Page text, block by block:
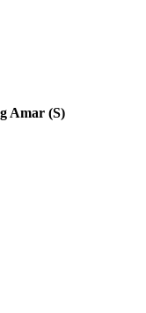
Amar (S)